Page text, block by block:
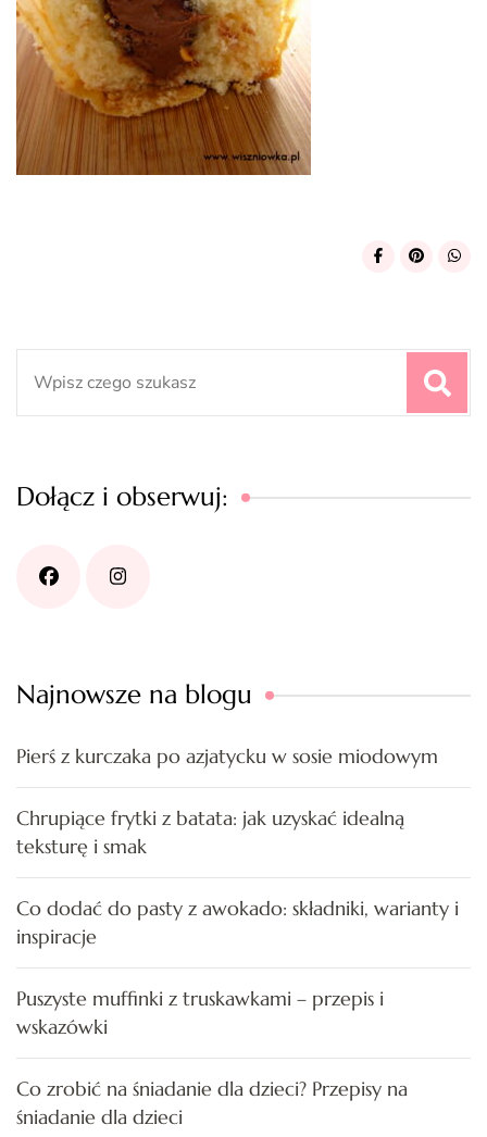
Dołącz i obserwuj:
Najnowsze na blogu
Pierś z kurczaka po azjatycku w sosie miodowym
Chrupiące frytki z batata: jak uzyskać idealną
teksturę i smak
Co dodać do pasty z awokado: składniki, warianty i
inspiracje
Puszyste muffinki z truskawkami – przepis i
wskazówki
Co zrobić na śniadanie dla dzieci? Przepisy na
śniadanie dla dzieci